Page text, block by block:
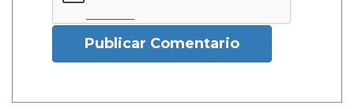
Publicar Comentario